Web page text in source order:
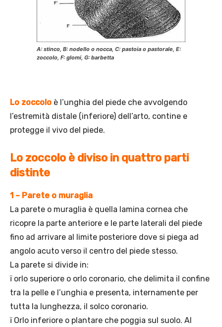
A: stinco, B: nodello o nocca, C: pastoia o pastorale, E:
zoccolo, F: glomi, G: barbetta
Lo zoccolo è l’unghia del piede che avvolgendo
l’estremità distale (inferiore) dell’arto, contine e
protegge il vivo del piede.
Lo zoccolo è diviso in quattro parti
distinte
1 – Parete o muraglia
La parete o muraglia è quella lamina cornea che
ricopre la parte anteriore e le parte laterali del piede
fino ad arrivare al limite posteriore dove si piega ad
angolo acuto verso il centro del piede stesso.
La parete si divide in:
ï orlo superiore o orlo coronario, che delimita il confine
tra la pelle e l’unghia e presenta, internamente per
tutta la lunghezza, il solco coronario.
ï Orlo inferiore o plantare che poggia sul suolo. Al